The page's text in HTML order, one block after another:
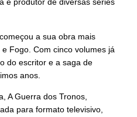
e produtor de diversas séries
a sua obra mais
Fogo. Com cinco volumes já
do escritor e a saga de
anos.
A Guerra dos Tronos,
para formato televisivo,